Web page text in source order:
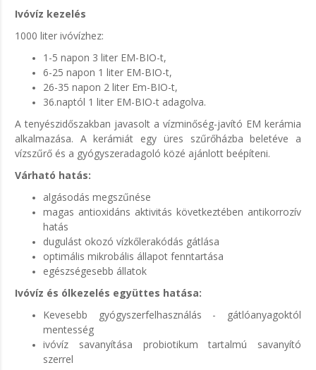
Ivóvíz kezelés
1000 liter ivóvízhez:
1-5 napon 3 liter EM-BIO-t,
6-25 napon 1 liter EM-BIO-t,
26-35 napon 2 liter Em-BIO-t,
36.naptól 1 liter EM-BIO-t adagolva.
A tenyészidőszakban javasolt a vízminőség-javító EM kerámia
alkalmazása. A kerámiát egy üres szűrőházba beletéve a
vízszűrő és a gyógyszeradagoló közé ajánlott beépíteni.
Várható hatás:
algásodás megszűnése
magas antioxidáns aktivitás következtében antikorrozív
hatás
dugulást okozó vízkőlerakódás gátlása
optimális mikrobális állapot fenntartása
egészségesebb állatok
Ivóvíz és ólkezelés együttes hatása:
Kevesebb gyógyszerfelhasználás - gátlóanyagoktól
mentesség
ivóvíz savanyítása probiotikum tartalmú savanyító
szerrel